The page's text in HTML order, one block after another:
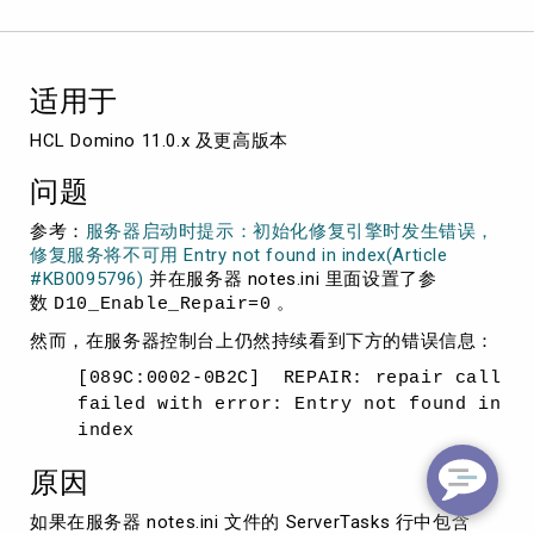
in
适用于
HCL Domino 11.0.x 及更高版本
问题
参考： 服务器启动时提示：初始化修复引擎时发生错误，
修复服务将不可用 Entry not found in index(Article
#KB0095796) 并在服务器 notes.ini 里面设置了参
数 D10_Enable_Repair=0 。
然而，在服务器控制台上仍然持续看到下方的错误信息：
[089C:0002-0B2C] REPAIR: repair call
failed with error: Entry not found in
index
原因
如果在服务器 notes.ini 文件的 ServerTasks 行中包含